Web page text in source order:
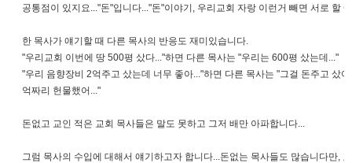
공통점이 있지요..."돈"입니다..."돈"이야기, 우리교회 자랑 이런거 빼면 서로 할
한 목사가 얘기할 때 다른 목사의 반응도 재미있습니다.
"우리교회 이번에 땅 500평 샀다..."하면 다른 목사는 "우리는 600평 샀는데..."
"우리 음향장비 2억주고 샀는데 너무 좋아..."하면 다른 목사는 "그걸 돈주고 샀
억짜리 헌물했어..."
돈없고 교인 적은 교회 목사들은 말도 못하고 그저 배만 아파합니다...
그럼 목사의 수입에 대해서 얘기하고자 합니다...돈없는 목사들도 많습니다만,